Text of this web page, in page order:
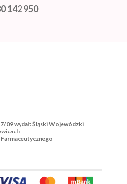
142 950
09 wydał: Śląski Wojewódzki